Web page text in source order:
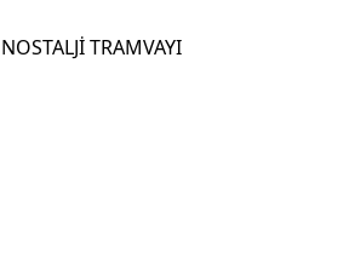
NOSTALJİ TRAMVAYI